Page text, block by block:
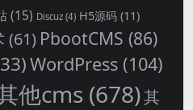
(15) Discuz (4) H5源码 (11)
(61) PbootCMS (86)
WordPress (104)
他cms (678)其